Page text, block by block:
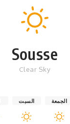
Sousse
Clear Sky
الجمعة السبت